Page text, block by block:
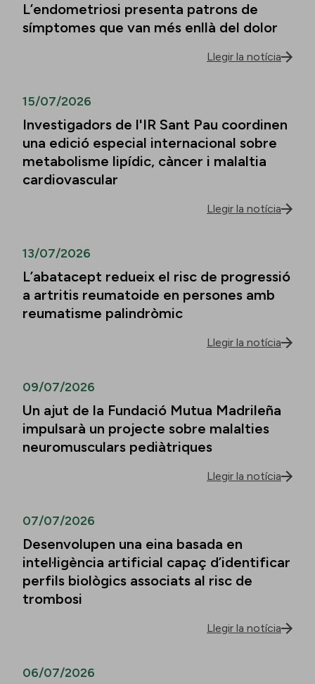
L’endometriosi presenta patrons de
símptomes que van més enllà del dolor
Llegir la notícia
15/07/2026
Investigadors de l'IR Sant Pau coordinen
una edició especial internacional sobre
metabolisme lipídic, càncer i malaltia
cardiovascular
Llegir la notícia
13/07/2026
L’abatacept redueix el risc de progressió
a artritis reumatoide en persones amb
reumatisme palindròmic
Llegir la notícia
09/07/2026
Un ajut de la Fundació Mutua Madrileña
impulsarà un projecte sobre malalties
neuromusculars pediàtriques
Llegir la notícia
07/07/2026
Desenvolupen una eina basada en
intel·ligència artificial capaç d’identificar
perfils biològics associats al risc de
trombosi
Llegir la notícia
06/07/2026